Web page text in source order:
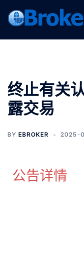
终止有关
露交易
BY EBROKER 2025-
公告详情